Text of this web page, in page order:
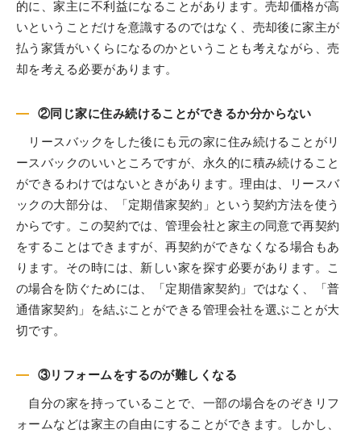
的に、家主に不利益になることがあります。売却価格が高
いということだけを意識するのではなく、売却後に家主が
払う家賃がいくらになるのかということも考えながら、売
却を考える必要があります。
②同じ家に住み続けることができるか分からない
リースバックをした後にも元の家に住み続けることがリ
ースバックのいいところですが、永久的に積み続けること
ができるわけではないときがあります。理由は、リースバ
ックの大部分は、「定期借家契約」という契約方法を使う
からです。この契約では、管理会社と家主の同意で再契約
をすることはできますが、再契約ができなくなる場合もあ
ります。その時には、新しい家を探す必要があります。こ
の場合を防ぐためには、「定期借家契約」ではなく、「普
通借家契約」を結ぶことができる管理会社を選ぶことが大
切です。
③リフォームをするのが難しくなる
自分の家を持っていることで、一部の場合をのぞきリフ
ォームなどは家主の自由にすることができます。しかし、